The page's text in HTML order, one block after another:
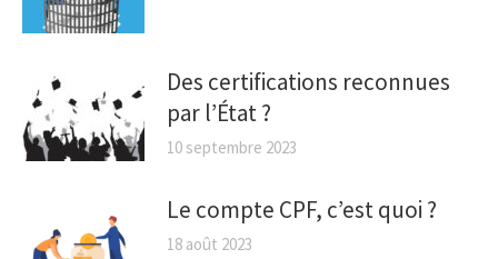
Des certifications reconnues
par l’État ?
10 septembre 2023
Le compte CPF, c’est quoi ?
18 août 2023